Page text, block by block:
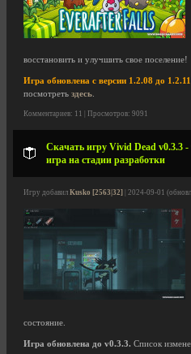
восстановить и улучшить свое поселение!
Игра обновлена с версии 1.2.08 до
посмотреть здесь
Комментариев: 11 | Просмотров: 9091
Скачать игру Vivid Dead v0.3.3 -
игра на стадии разработки
Игру добавил Kusko [2563|32] | 2024-09-01
состояние.
Игра обновлена до v0.3.3. Список